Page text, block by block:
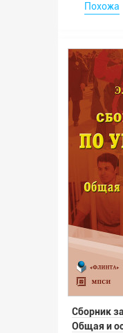
Похожа
Сборник
Общая и